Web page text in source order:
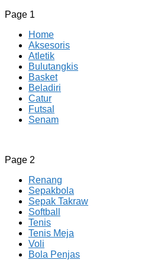
Page 1
Home
Aksesoris
Atletik
Bulutangkis
Basket
Beladiri
Catur
Futsal
Senam
CV JAYA BERSAMA Co Id
Menyediakan Semua
Page 2
Renang
Sepakbola
Sepak Takraw
Softball
Tenis
Tenis Meja
Voli
Bola Penjas